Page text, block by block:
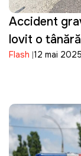
Accident
lovit o
Flash 12 mai